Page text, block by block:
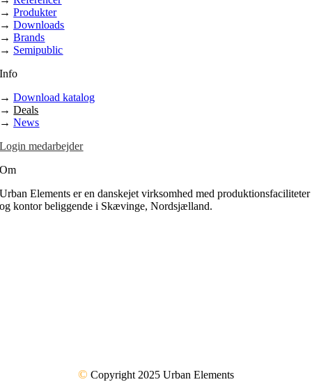
→Produkter
→Downloads
→Brands
→ Semipublic
Info
→Download katalog
→Deals
→News
Login medarbejder
Om
Urban Elements er en danskejet virksomhed med produktionsfaciliteter
og kontor beliggende i Skævinge, Nordsjælland.
© Copyright 2025 Urban Elements